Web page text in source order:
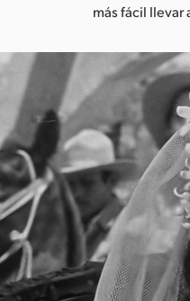
más fácil llevar